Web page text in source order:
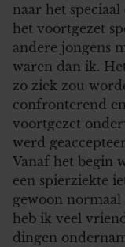
naar het
het voortgezet
andere jongens
waren dan ik.
zo ziek zou
confronterend
voortgezet
werd
Vanaf het begin
een spierziekte
gewoon
heb ik veel
dingen